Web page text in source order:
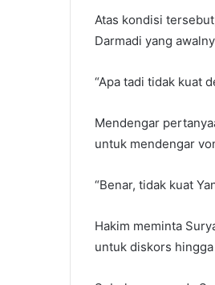
Atas kondisi
Darmadi yang
“Apa tadi tidak kuat
Mendengar
untuk mendengar
“Benar, tidak kuat
Hakim meminta
untuk diskors